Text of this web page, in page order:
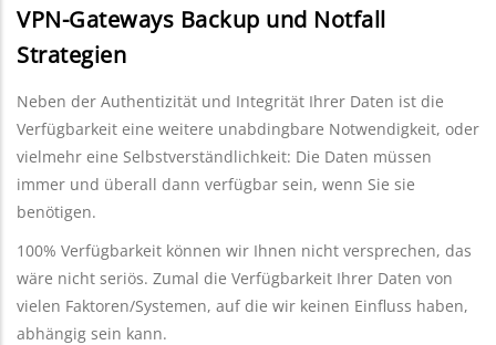
VPN-Gateways Backup und Notfall
Strategien
Neben der Authentizität und Integrität Ihrer Daten ist die
Verfügbarkeit eine weitere unabdingbare Notwendigkeit, oder
vielmehr eine Selbstverständlichkeit: Die Daten müssen
immer und überall dann verfügbar sein, wenn Sie sie
benötigen.
100% Verfügbarkeit können wir Ihnen nicht versprechen, das
wäre nicht seriös. Zumal die Verfügbarkeit Ihrer Daten von
vielen Faktoren/Systemen, auf die wir keinen Einfluss haben,
abhängig sein kann.